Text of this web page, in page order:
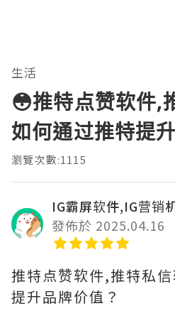
生活
😳推特点赞软件,
如何通过推特提
瀏覽次數:1115
IG霸屏软件,IG营销
發佈於 2025.04.16
推特点赞软件,推特私
提升品牌价值？